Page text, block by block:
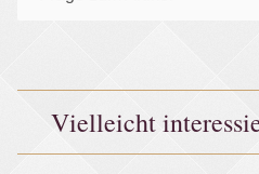
Vielleicht